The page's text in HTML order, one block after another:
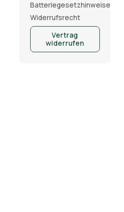
Batteriegesetzhinweise
Widerrufsrecht
Vertrag
widerrufen